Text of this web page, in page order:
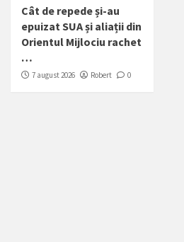
Cât de repede și-au
epuizat SUA și aliații din
Orientul Mijlociu rachet
…
7 august 2026 Robert 0